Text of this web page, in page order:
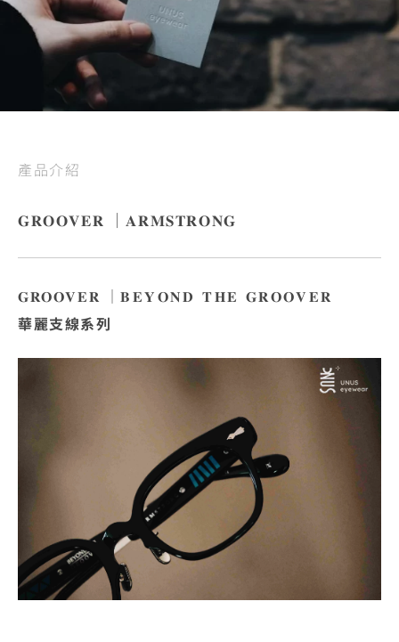
產品介紹
𝐆𝐑𝐎𝐎𝐕𝐄𝐑 ｜𝐀𝐑𝐌𝐒𝐓𝐑𝐎𝐍𝐆
𝐆𝐑𝐎𝐎𝐕𝐄𝐑 ｜𝐁𝐄𝐘𝐎𝐍𝐃 𝐓𝐇𝐄 𝐆𝐑𝐎𝐎𝐕𝐄𝐑
華麗支線系列